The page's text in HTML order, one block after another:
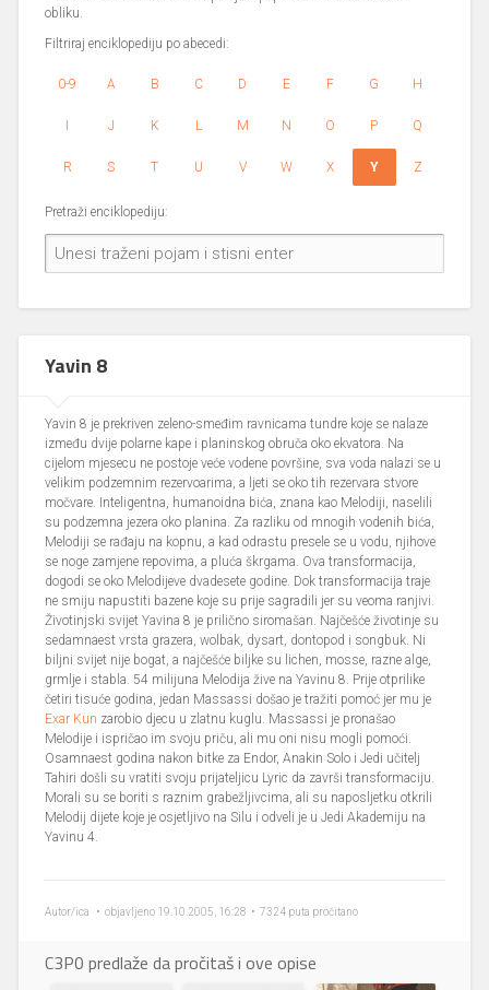
obliku.
Filtriraj enciklopediju po abecedi:
0-9 A B C D E F G H
I J K L M N O P Q
R S T U V W X Y Z
Pretraži enciklopediju:
Yavin 8
Yavin 8 je prekriven zeleno-smeđim ravnicama tundre koje se nalaze
između dvije polarne kape i planinskog obruča oko ekvatora. Na
cijelom mjesecu ne postoje veće vodene površine, sva voda nalazi se u
velikim podzemnim rezervoarima, a ljeti se oko tih rezervara stvore
močvare. Inteligentna, humanoidna bića, znana kao Melodiji, naselili
su podzemna jezera oko planina. Za razliku od mnogih vodenih bića,
Melodiji se rađaju na kopnu, a kad odrastu presele se u vodu, njihove
se noge zamjene repovima, a pluća škrgama. Ova transformacija,
dogodi se oko Melodijeve dvadesete godine. Dok transformacija traje
ne smiju napustiti bazene koje su prije sagradili jer su veoma ranjivi.
Životinjski svijet Yavina 8 je prilično siromašan. Najčešće životinje su
sedamnaest vrsta grazera, wolbak, dysart, dontopod i songbuk. Ni
biljni svijet nije bogat, a najčešće biljke su lichen, mosse, razne alge,
grmlje i stabla. 54 milijuna Melodija žive na Yavinu 8. Prije otprilike
četiri tisuće godina, jedan Massassi došao je tražiti pomoć jer mu je
Exar Kun zarobio djecu u zlatnu kuglu. Massassi je pronašao
Melodije i ispričao im svoju priču, ali mu oni nisu mogli pomoći.
Osamnaest godina nakon bitke za Endor, Anakin Solo i Jedi učitelj
Tahiri došli su vratiti svoju prijateljicu Lyric da završi transformaciju.
Morali su se boriti s raznim grabežljivcima, ali su naposljetku otkrili
Melodij dijete koje je osjetljivo na Silu i odveli je u Jedi Akademiju na
Yavinu 4.
Autor/ica • objavljeno 19.10.2005, 16:28 • 7324 puta pročitano
C3P0 predlaže da pročitaš i ove opise